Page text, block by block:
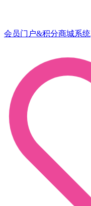
会员门户&积分商城系统